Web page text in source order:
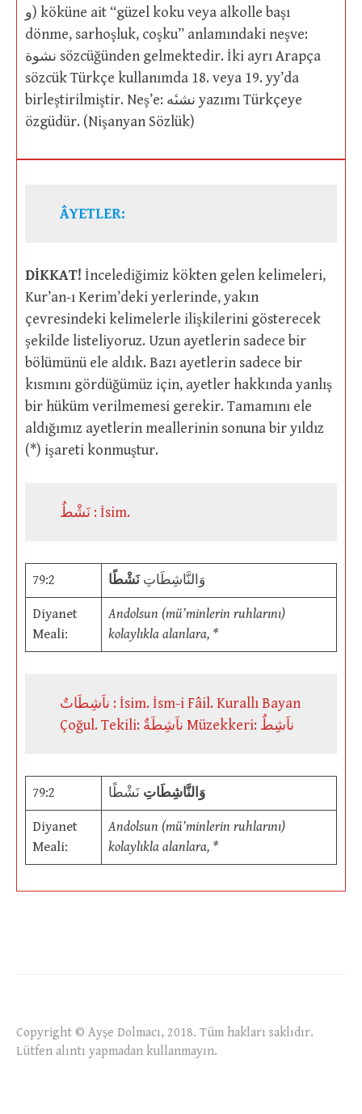
و) köküne ait “güzel koku veya alkolle başı
dönme, sarhoşluk, coşku” anlamındaki neşve:
نشوة sözcüğünden gelmektedir. İki ayrı Arapça
sözcük Türkçe kullanımda 18. veya 19. yy’da
birleştirilmiştir. Neş’e: نشىٔه yazımı Türkçeye
özgüdür. (Nişanyan Sözlük)
ÂYETLER:
DİKKAT! İncelediğimiz kökten gelen kelimeleri,
Kur’an-ı Kerim’deki yerlerinde, yakın
çevresindeki kelimelerle ilişkilerini gösterecek
şekilde listeliyoruz. Uzun ayetlerin sadece bir
bölümünü ele aldık. Bazı ayetlerin sadece bir
kısmını gördüğümüz için, ayetler hakkında yanlış
bir hüküm verilmemesi gerekir. Tamamını ele
aldığımız ayetlerin meallerinin sonuna bir yıldız
(*) işareti konmuştur.
نَشْطٌ : İsim.
79:2 وَالنَّاشِطَاتِنَشْطًا
Diyanet
Meali:
Andolsun (mü’minlerin ruhlarını)
kolaylıkla alanlara, *
ناَشِطَاتٌ : İsim. İsm-i Fâil. Kurallı Bayan
Çoğul. Tekili: ناَشِطَةٌ Müzekkeri: ناَشِطٌ
79:2 وَالنَّاشِطَاتِ نَشْطًا
Diyanet
Meali:
Andolsun (mü’minlerin ruhlarını)
kolaylıkla alanlara, *
Copyright © Ayşe Dolmacı, 2018. Tüm hakları saklıdır.
Lütfen alıntı yapmadan kullanmayın.